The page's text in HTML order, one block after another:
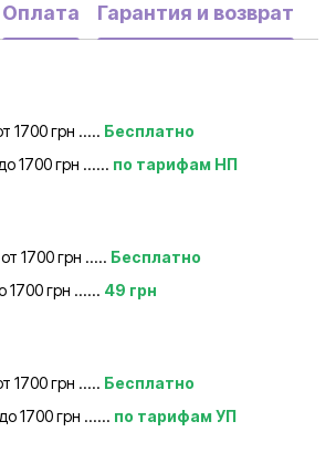
Оплата Гарантия и возврат
1700 грн ..... Бесплатно
1700 грн ...... по тарифам НП
от 1700 грн ..... Бесплатно
1700 грн ...... 49 грн
1700 грн ..... Бесплатно
до 1700 грн ...... по тарифам УП